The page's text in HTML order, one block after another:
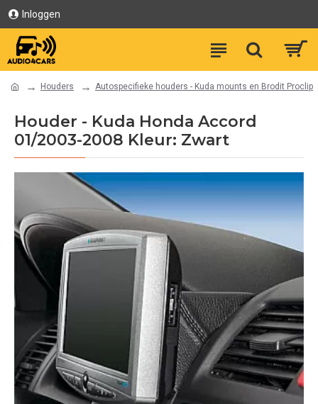
Inloggen
Houders Autospecifieke houders - Kuda mounts en Brodit Proclip
Houder - Kuda Honda Accord
01/2003-2008 Kleur: Zwart